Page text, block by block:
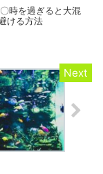
時を過ぎると大混
ける方法